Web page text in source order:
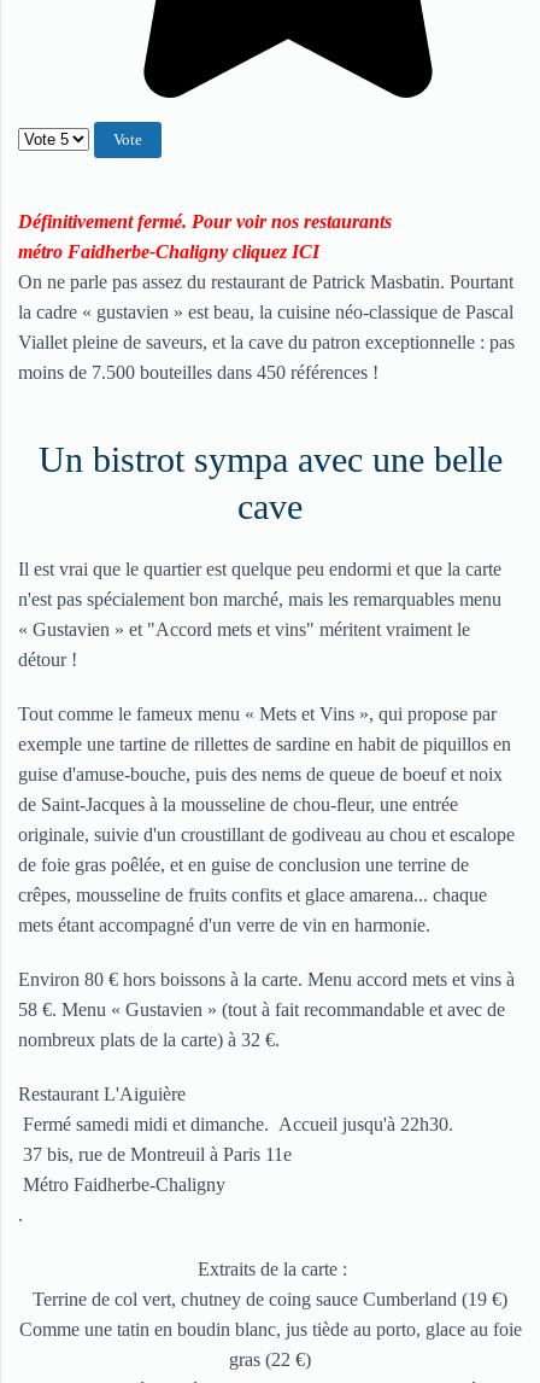
Veuillez voter
Définitivement fermé. Pour voir nos restaurants
métro Faidherbe-Chaligny cliquez ICI
On ne parle pas assez du restaurant de Patrick Masbatin. Pourtant
la cadre « gustavien » est beau, la cuisine néo-classique de Pascal
Viallet pleine de saveurs, et la cave du patron exceptionnelle : pas
moins de 7.500 bouteilles dans 450 références !
Un bistrot sympa avec une belle
cave
Il est vrai que le quartier est quelque peu endormi et que la carte
n'est pas spécialement bon marché, mais les remarquables menu
« Gustavien » et "Accord mets et vins" méritent vraiment le
détour !
Tout comme le fameux menu « Mets et Vins », qui propose par
exemple une tartine de rillettes de sardine en habit de piquillos en
guise d'amuse-bouche, puis des nems de queue de boeuf et noix
de Saint-Jacques à la mousseline de chou-fleur, une entrée
originale, suivie d'un croustillant de godiveau au chou et escalope
de foie gras poêlée, et en guise de conclusion une terrine de
crêpes, mousseline de fruits confits et glace amarena... chaque
mets étant accompagné d'un verre de vin en harmonie.
Environ 80 € hors boissons à la carte. Menu accord mets et vins à
58 €. Menu « Gustavien » (tout à fait recommandable et avec de
nombreux plats de la carte) à 32 €.
Restaurant L'Aiguière
Fermé samedi midi et dimanche. Accueil jusqu'à 22h30.
37 bis, rue de Montreuil à Paris 11e
Métro Faidherbe-Chaligny
.
Extraits de la carte :
Terrine de col vert, chutney de coing sauce Cumberland (19 €)
Comme une tatin en boudin blanc, jus tiède au porto, glace au foie
gras (22 €)